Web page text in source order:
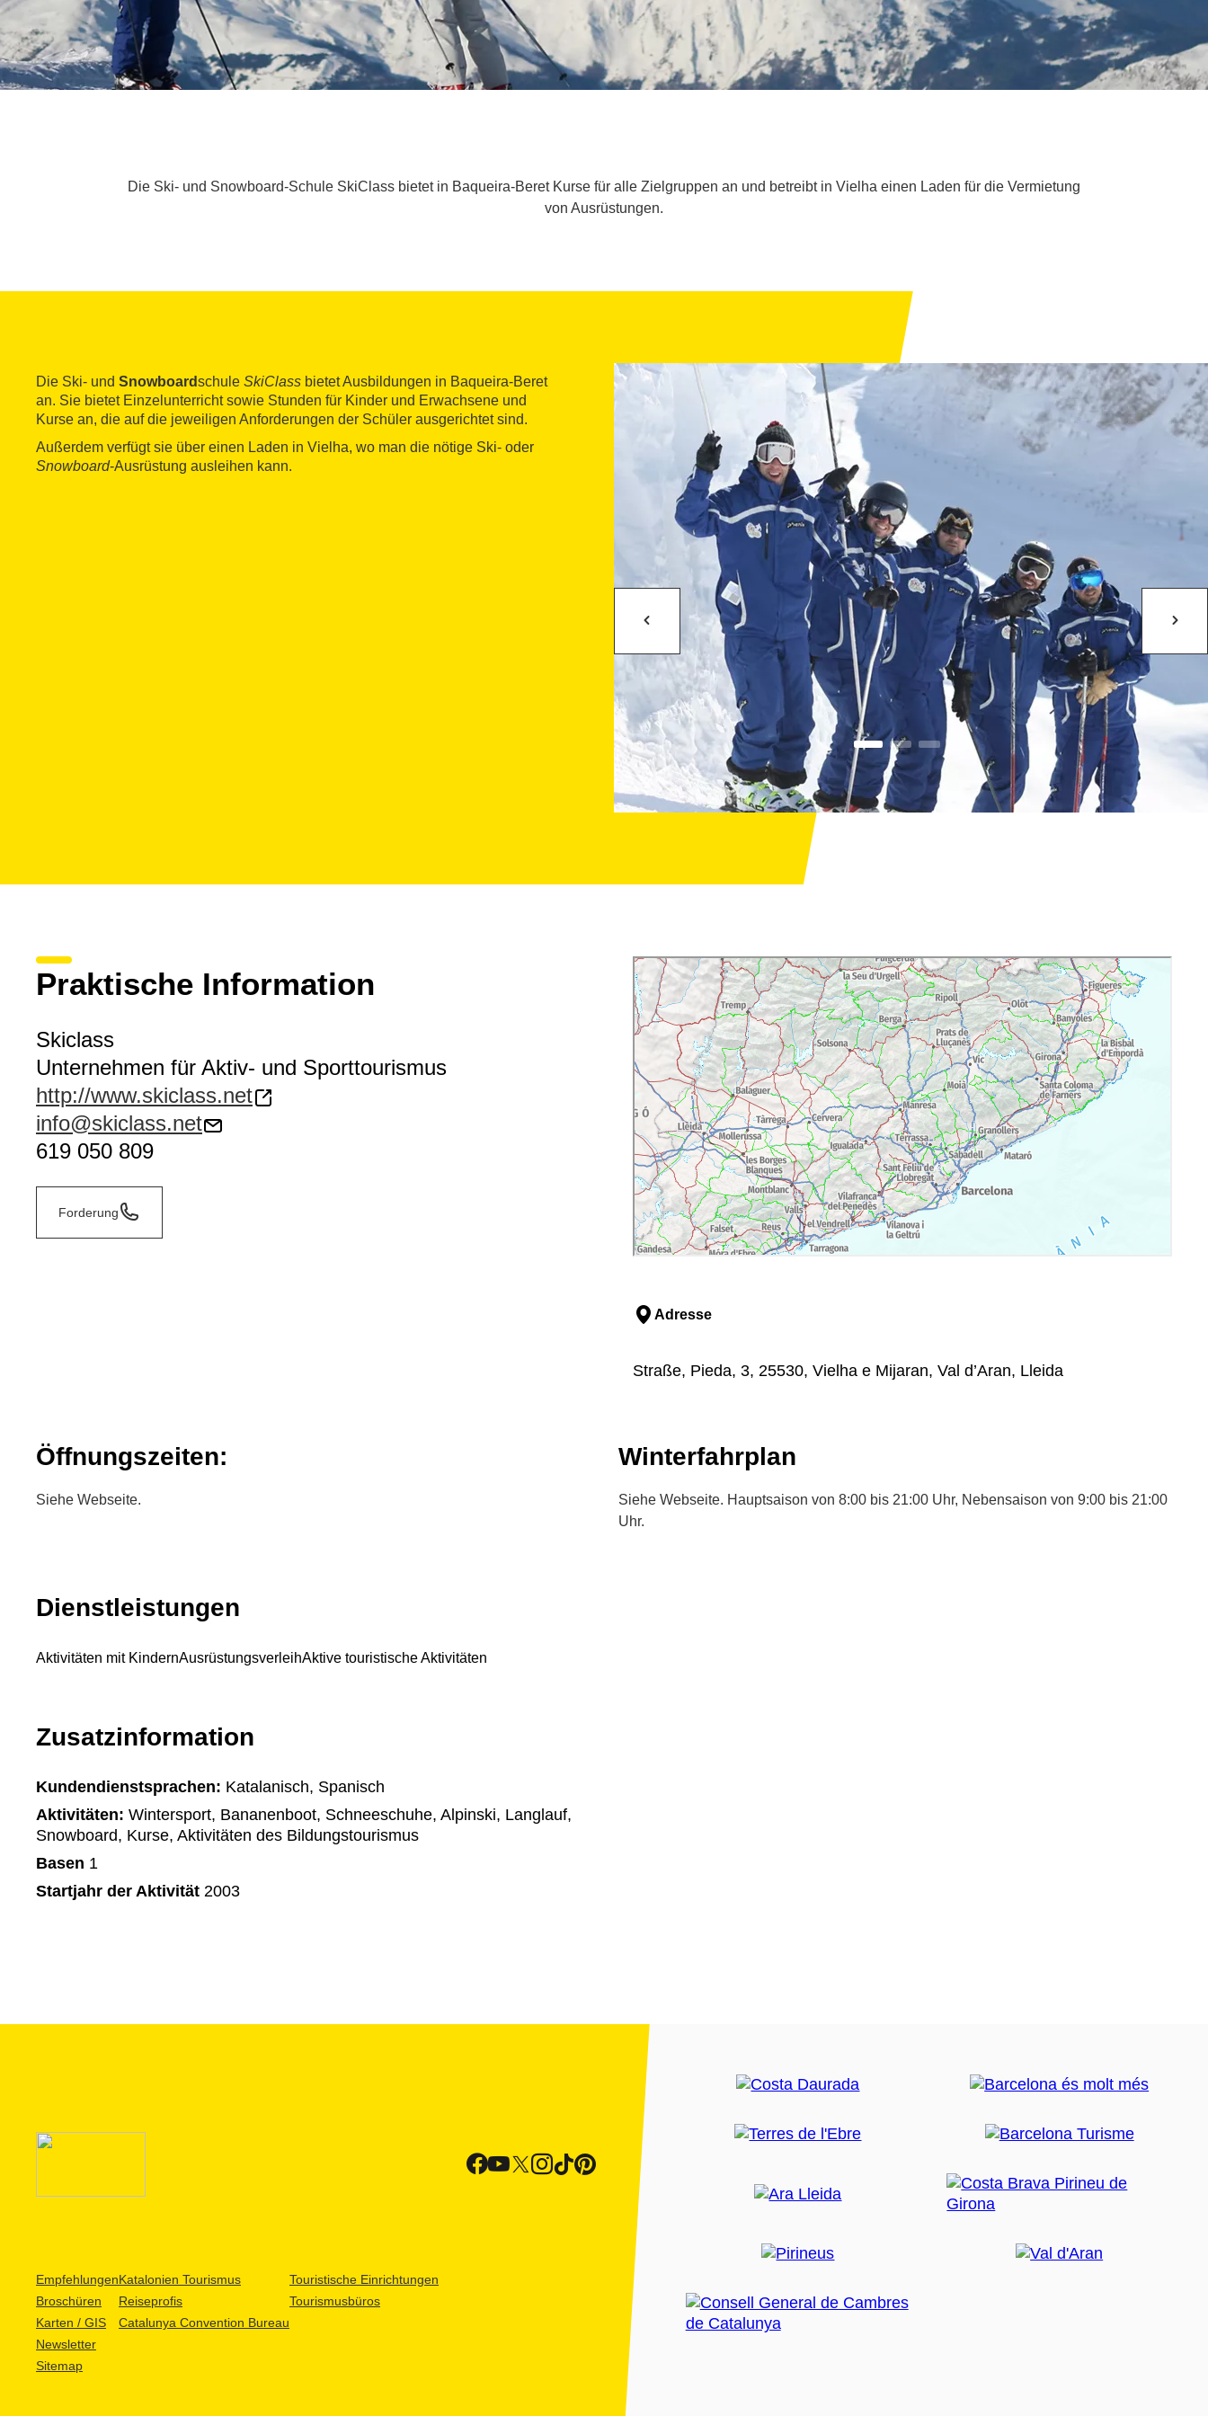
Die Ski- und Snowboard-Schule SkiClass bietet in Baqueira-Beret Kurse für alle Zielgruppen an und betreibt in Vielha einen Laden für die Vermietung
von Ausrüstungen.
Die Ski- und Snowboardschule SkiClass bietet Ausbildungen in Baqueira-Beret
an. Sie bietet Einzelunterricht sowie Stunden für Kinder und Erwachsene und
Kurse an, die auf die jeweiligen Anforderungen der Schüler ausgerichtet sind.
Außerdem verfügt sie über einen Laden in Vielha, wo man die nötige Ski- oder
Snowboard-Ausrüstung ausleihen kann.
Praktische Information
Skiclass
Unternehmen für Aktiv- und Sporttourismus
http://www.skiclass.net
info@skiclass.net
619 050 809
Forderung
Adresse
Straße, Pieda, 3, 25530, Vielha e Mijaran, Val d’Aran, Lleida
Öffnungszeiten:
Siehe Webseite.
Winterfahrplan
Siehe Webseite. Hauptsaison von 8:00 bis 21:00 Uhr, Nebensaison von 9:00 bis 21:00
Uhr.
Dienstleistungen
Aktivitäten mit KindernAusrüstungsverleihAktive touristische Aktivitäten
Zusatzinformation
Kundendienstsprachen: Katalanisch, Spanisch
Aktivitäten: Wintersport, Bananenboot, Schneeschuhe, Alpinski, Langlauf,
Snowboard, Kurse, Aktivitäten des Bildungstourismus
Basen 1
Startjahr der Aktivität 2003
Empfehlungen
Broschüren
Karten / GIS
Newsletter
Sitemap
Katalonien Tourismus
Reiseprofis
Catalunya Convention Bureau
Touristische Einrichtungen
Tourismusbüros